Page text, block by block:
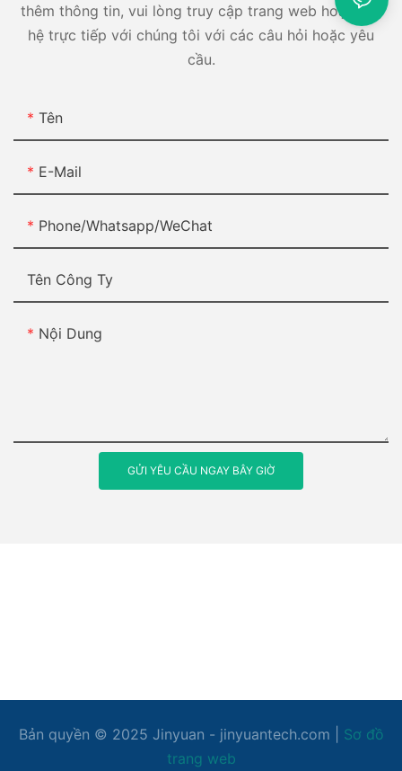
thêm thông tin, vui lòng truy cập trang web hoặc liên
hệ trực tiếp với chúng tôi với các câu hỏi hoặc yêu
cầu.
Tên
E-Mail
Phone/Whatsapp/WeChat
Tên Công Ty
Nội Dung
GỬI YÊU CẦU NGAY BÂY GIỜ
Bản quyền © 2025 Jinyuan - jinyuantech.com | Sơ đồ
trang web